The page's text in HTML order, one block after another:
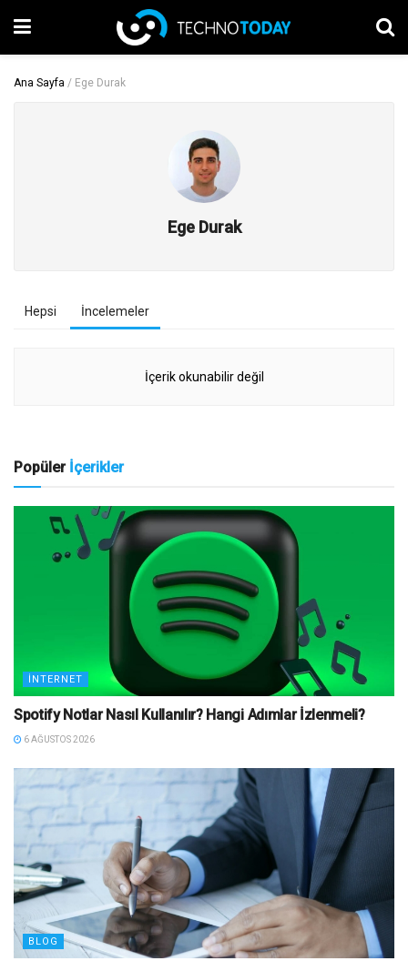
Ana Sayfa / Ege Durak
Ege Durak
Hepsi İncelemeler
İçerik okunabilir değil
Popüler İçerikler
İNTERNET
Spotify Notlar Nasıl Kullanılır? Hangi Adımlar İzlenmeli?
6 AĞUSTOS 2026
BLOG